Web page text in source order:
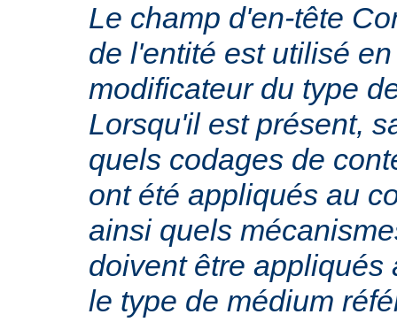
Le champ d'en-tête
de l'entité est utilisé
modificateur du type
Lorsqu'il est présent,
quels codages de
ont été appliqués au
ainsi quels
doivent être appliqués
le type de médium